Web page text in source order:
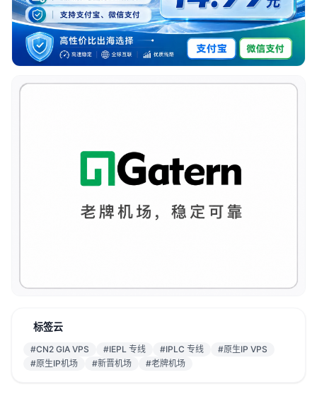
标签云
#CN2 GIA VPS #IEPL 专线 #IPLC 专线
#原生IP VPS
#原生IP机场
#新晋机场 #老牌机场